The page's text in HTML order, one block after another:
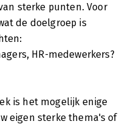
sterke punten. Voor
de doelgroep is
HR-medewerkers?
is het mogelijk enige
eigen sterke thema's of